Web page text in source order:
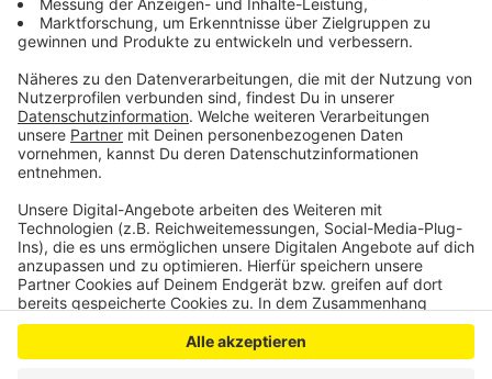
Anzeige
sich anstrengen, sagt der AVEA-Sprecher.
Anzeige